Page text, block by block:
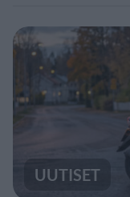
UUTISET